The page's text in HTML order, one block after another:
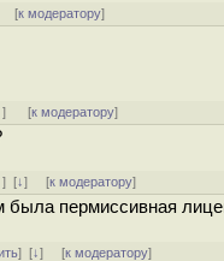
[к модератору]
] [к модератору]
][↓] [к модератору]
пермиссивная
][↓] [к модератору]